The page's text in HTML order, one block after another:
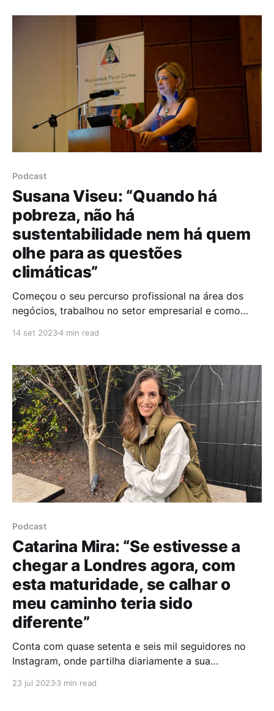
especialmente para a população feminina guineense,
Podcast
Susana Viseu: “Quando há
pobreza, não há
sustentabilidade nem há quem
olhe para as questões
climáticas”
Começou o seu percurso profissional na área dos
negócios, trabalhou no setor empresarial e como
BUSINESS as NATURE - uma associação sem fins
lucrativos - criada em 2019, a
14 set 20234 min read
Podcast
Catarina Mira: “Se estivesse a
chegar a Londres agora, com
esta maturidade, se calhar o
meu caminho teria sido
diferente”
Conta com quase setenta e seis mil seguidores no
Instagram, onde partilha diariamente a sua
Começou na dança, sonhou ser atriz, foi
23 jul 20233 min read